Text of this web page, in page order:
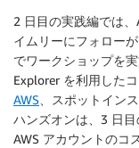
2 日目の実践編では
イムリーにフォロー
でワークショップを
Explorer を利用した
AWS 、スポットイン
ハンズオンは、3 日
AWS アカウントのコ